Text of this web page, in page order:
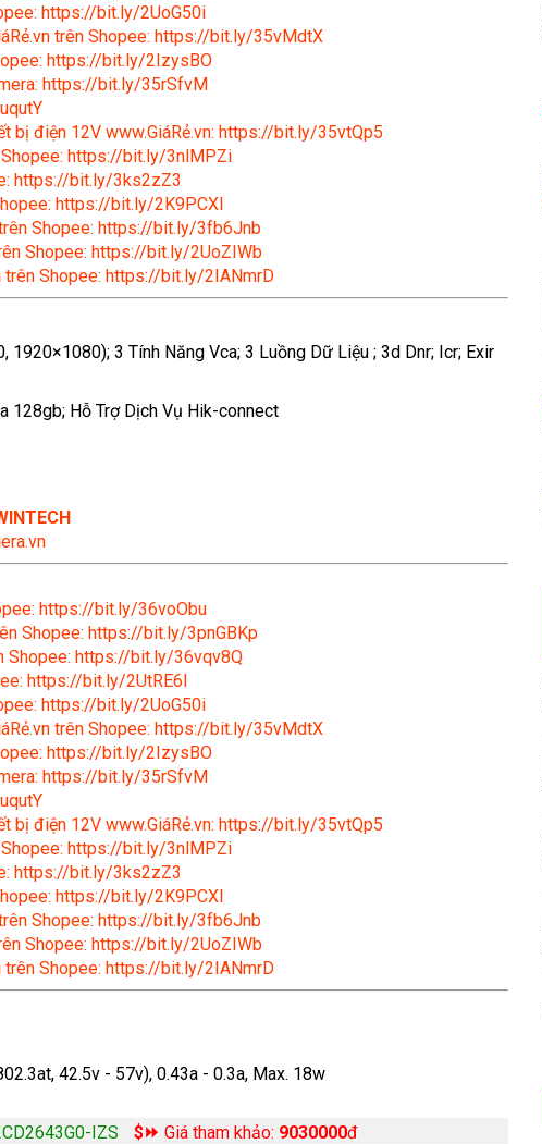
https://bit.ly/2UoG50i
trên Shopee: https://bit.ly/35vMdtX
https://bit.ly/2IzysBO
https://bit.ly/35rSfvM
bị điện 12V www.GiáRẻ.vn: https://bit.ly/35vtQp5
Shopee: https://bit.ly/3nlMPZi
https://bit.ly/3ks2zZ3
https://bit.ly/2K9PCXl
trên Shopee: https://bit.ly/3fb6Jnb
Shopee: https://bit.ly/2UoZIWb
trên Shopee: https://bit.ly/2IANmrD
3 Tính Năng Vca; 3 Luồng Dữ Liệu ; 3d Dnr; Icr; Exir
128gb; Hỗ Trợ Dịch Vụ Hik-connect
https://bit.ly/36voObu
Shopee: https://bit.ly/3pnGBKp
Shopee: https://bit.ly/36vqv8Q
https://bit.ly/2UtRE6l
https://bit.ly/2UoG50i
trên Shopee: https://bit.ly/35vMdtX
https://bit.ly/2IzysBO
https://bit.ly/35rSfvM
bị điện 12V www.GiáRẻ.vn: https://bit.ly/35vtQp5
Shopee: https://bit.ly/3nlMPZi
https://bit.ly/3ks2zZ3
https://bit.ly/2K9PCXl
trên Shopee: https://bit.ly/3fb6Jnb
Shopee: https://bit.ly/2UoZIWb
trên Shopee: https://bit.ly/2IANmrD
42.5v - 57v), 0.43a - 0.3a, Max. 18w
IZS $⏩ Giá tham khảo: 9030000đ